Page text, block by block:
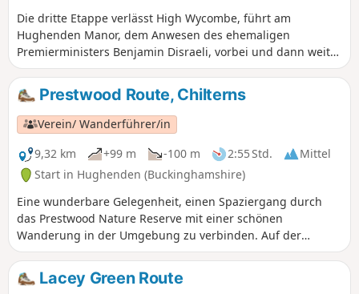
Die dritte Etappe verlässt High Wycombe, führt am
Hughenden Manor, dem Anwesen des ehemaligen
Premierministers Benjamin Disraeli, vorbei und dann weiter
durch die Chiltern Hills und Wälder, vorbei am Hampden
House, dem Sitz von John Hampden, einem prominenten
Parlamentarier im Bürgerkrieg, und mündet am Rande des
Chequers-Anwesens in den Ridgeway National Trail. An
dieser Stelle setzen Sie die vierte Etappe bis zum Bahnhof
Little Kimble fort.Alternativ können Sie dem Ridgeway in
östlicher Richtung bis zum Bahnhof Wendover folgen, um
von dort mit der Metropolitan Line zum U-Bahnhof
Amersham zu gehen.
Prestwood Route, Chilterns
Verein/ Wanderführer/in
9,32 km
+99 m -100 m 2:55 Std.
Mittel
Start in Hughenden (Buckinghamshire)
Eine wunderbare Gelegenheit, einen Spaziergang durch
das Prestwood Nature Reserve mit einer schönen
Wanderung in der Umgebung zu verbinden. Auf der
Peterley Manor Farm können Sie selbst Erdbeeren,
Stachelbeeren, Himbeeren und verschiedene
Gemüsesorten pflücken.
Lacey Green Route